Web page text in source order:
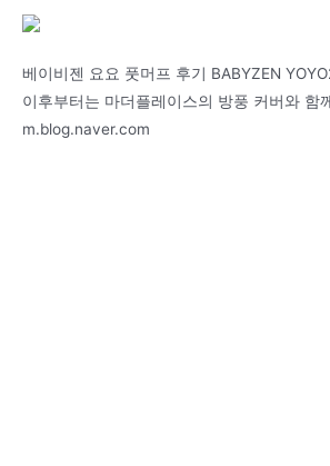
베이비젠 요요 풋머프 후기 BABYZEN
이후부터는 마더플레이스의 방풍 커버와 함
m.blog.naver.com